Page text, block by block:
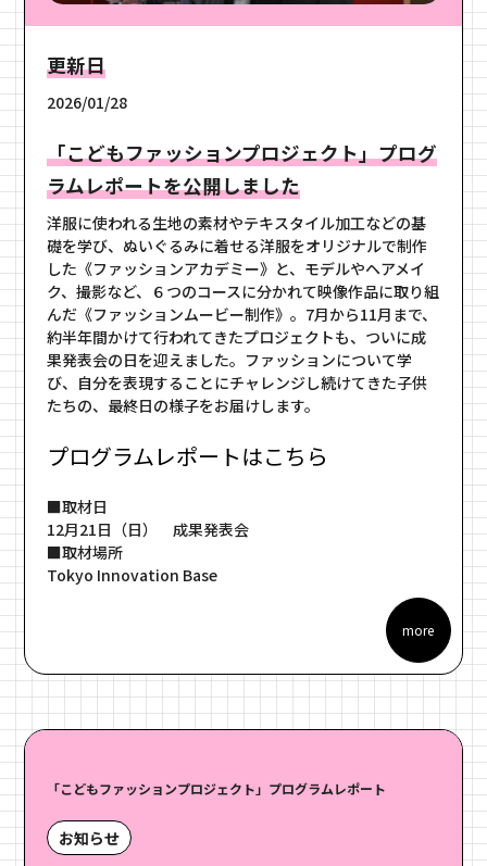
更新日
2026/01/28
「こどもファッションプロジェクト」プログ
ラムレポートを公開しました
洋服に使われる生地の素材やテキスタイル加工などの基
礎を学び、ぬいぐるみに着せる洋服をオリジナルで制作
した《ファッションアカデミー》と、モデルやヘアメイ
ク、撮影など、６つのコースに分かれて映像作品に取り組
んだ《ファッションムービー制作》。7月から11月まで、
約半年間かけて行われてきたプロジェクトも、ついに成
果発表会の日を迎えました。ファッションについて学
び、自分を表現することにチャレンジし続けてきた子供
たちの、最終日の様子をお届けします。
プログラムレポートはこちら
■取材日
12月21日（日） 成果発表会
■取材場所
Tokyo Innovation Base
more
「こどもファッションプロジェクト」プログラムレポート
お知らせ